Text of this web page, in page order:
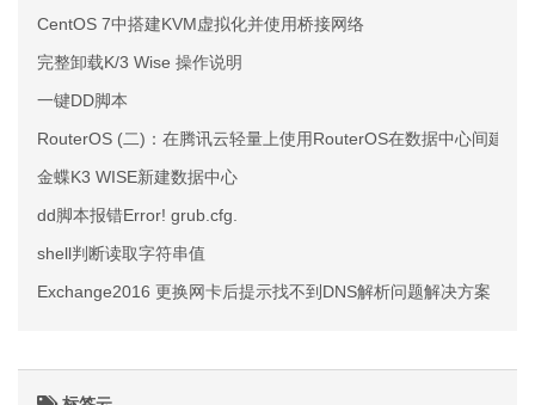
CentOS 7中搭建KVM虚拟化并使用桥接网络
完整卸载K/3 Wise 操作说明
一键DD脚本
RouterOS (二)：在腾讯云轻量上使用RouterOS在数据中心间建立
金蝶K3 WISE新建数据中心
dd脚本报错Error! grub.cfg.
shell判断读取字符串值
Exchange2016 更换网卡后提示找不到DNS解析问题解决方案